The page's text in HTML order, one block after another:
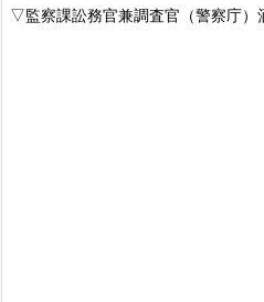
▽監察課訟務官兼調査官（警察庁）